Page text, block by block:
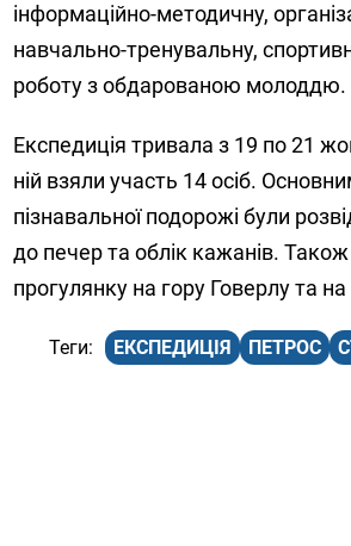
інформаційно-методичну,
навчально-тренувальну,
роботу з обдарованою молоддю.
Експедиція тривала з 19 по 21
ній взяли участь 14 осіб.
пізнавальної подорожі були
до печер та облік кажанів.
прогулянку на гору Говерлу та
ЕКСПЕДИЦІЯ ПЕТРОС